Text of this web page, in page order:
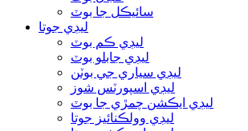
سائيڪل جا بوٽ
ليڊي جوتا
ليڊي ڪم بوٽ
ليڊي جابلو بوٽ
ليڊي سياري جي بوٽن
ليڊي اسپورٽس شوز
ليڊي ايڪشن چمڙي جا بوٽ
ليڊي وولڪنائيز جوتا